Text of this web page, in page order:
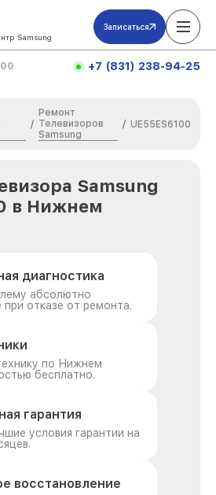
Samsung
Записаться
+7 (831) 238-94-25
/
Ремонт
Телевизоров
Samsung
/ UE55ES6100
Samsung
в Нижнем
диагностика
абсолютно
отказе от ремонта.
по Нижнем
бесплатно.
гарантия
условия гарантии на
восстановление